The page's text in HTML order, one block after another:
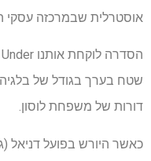
אוסטרלית שבמרכזה עסקי
שטח בערך בגודל של
דורות של משפחת לוסון.
כאשר היורש בפועל דניאל